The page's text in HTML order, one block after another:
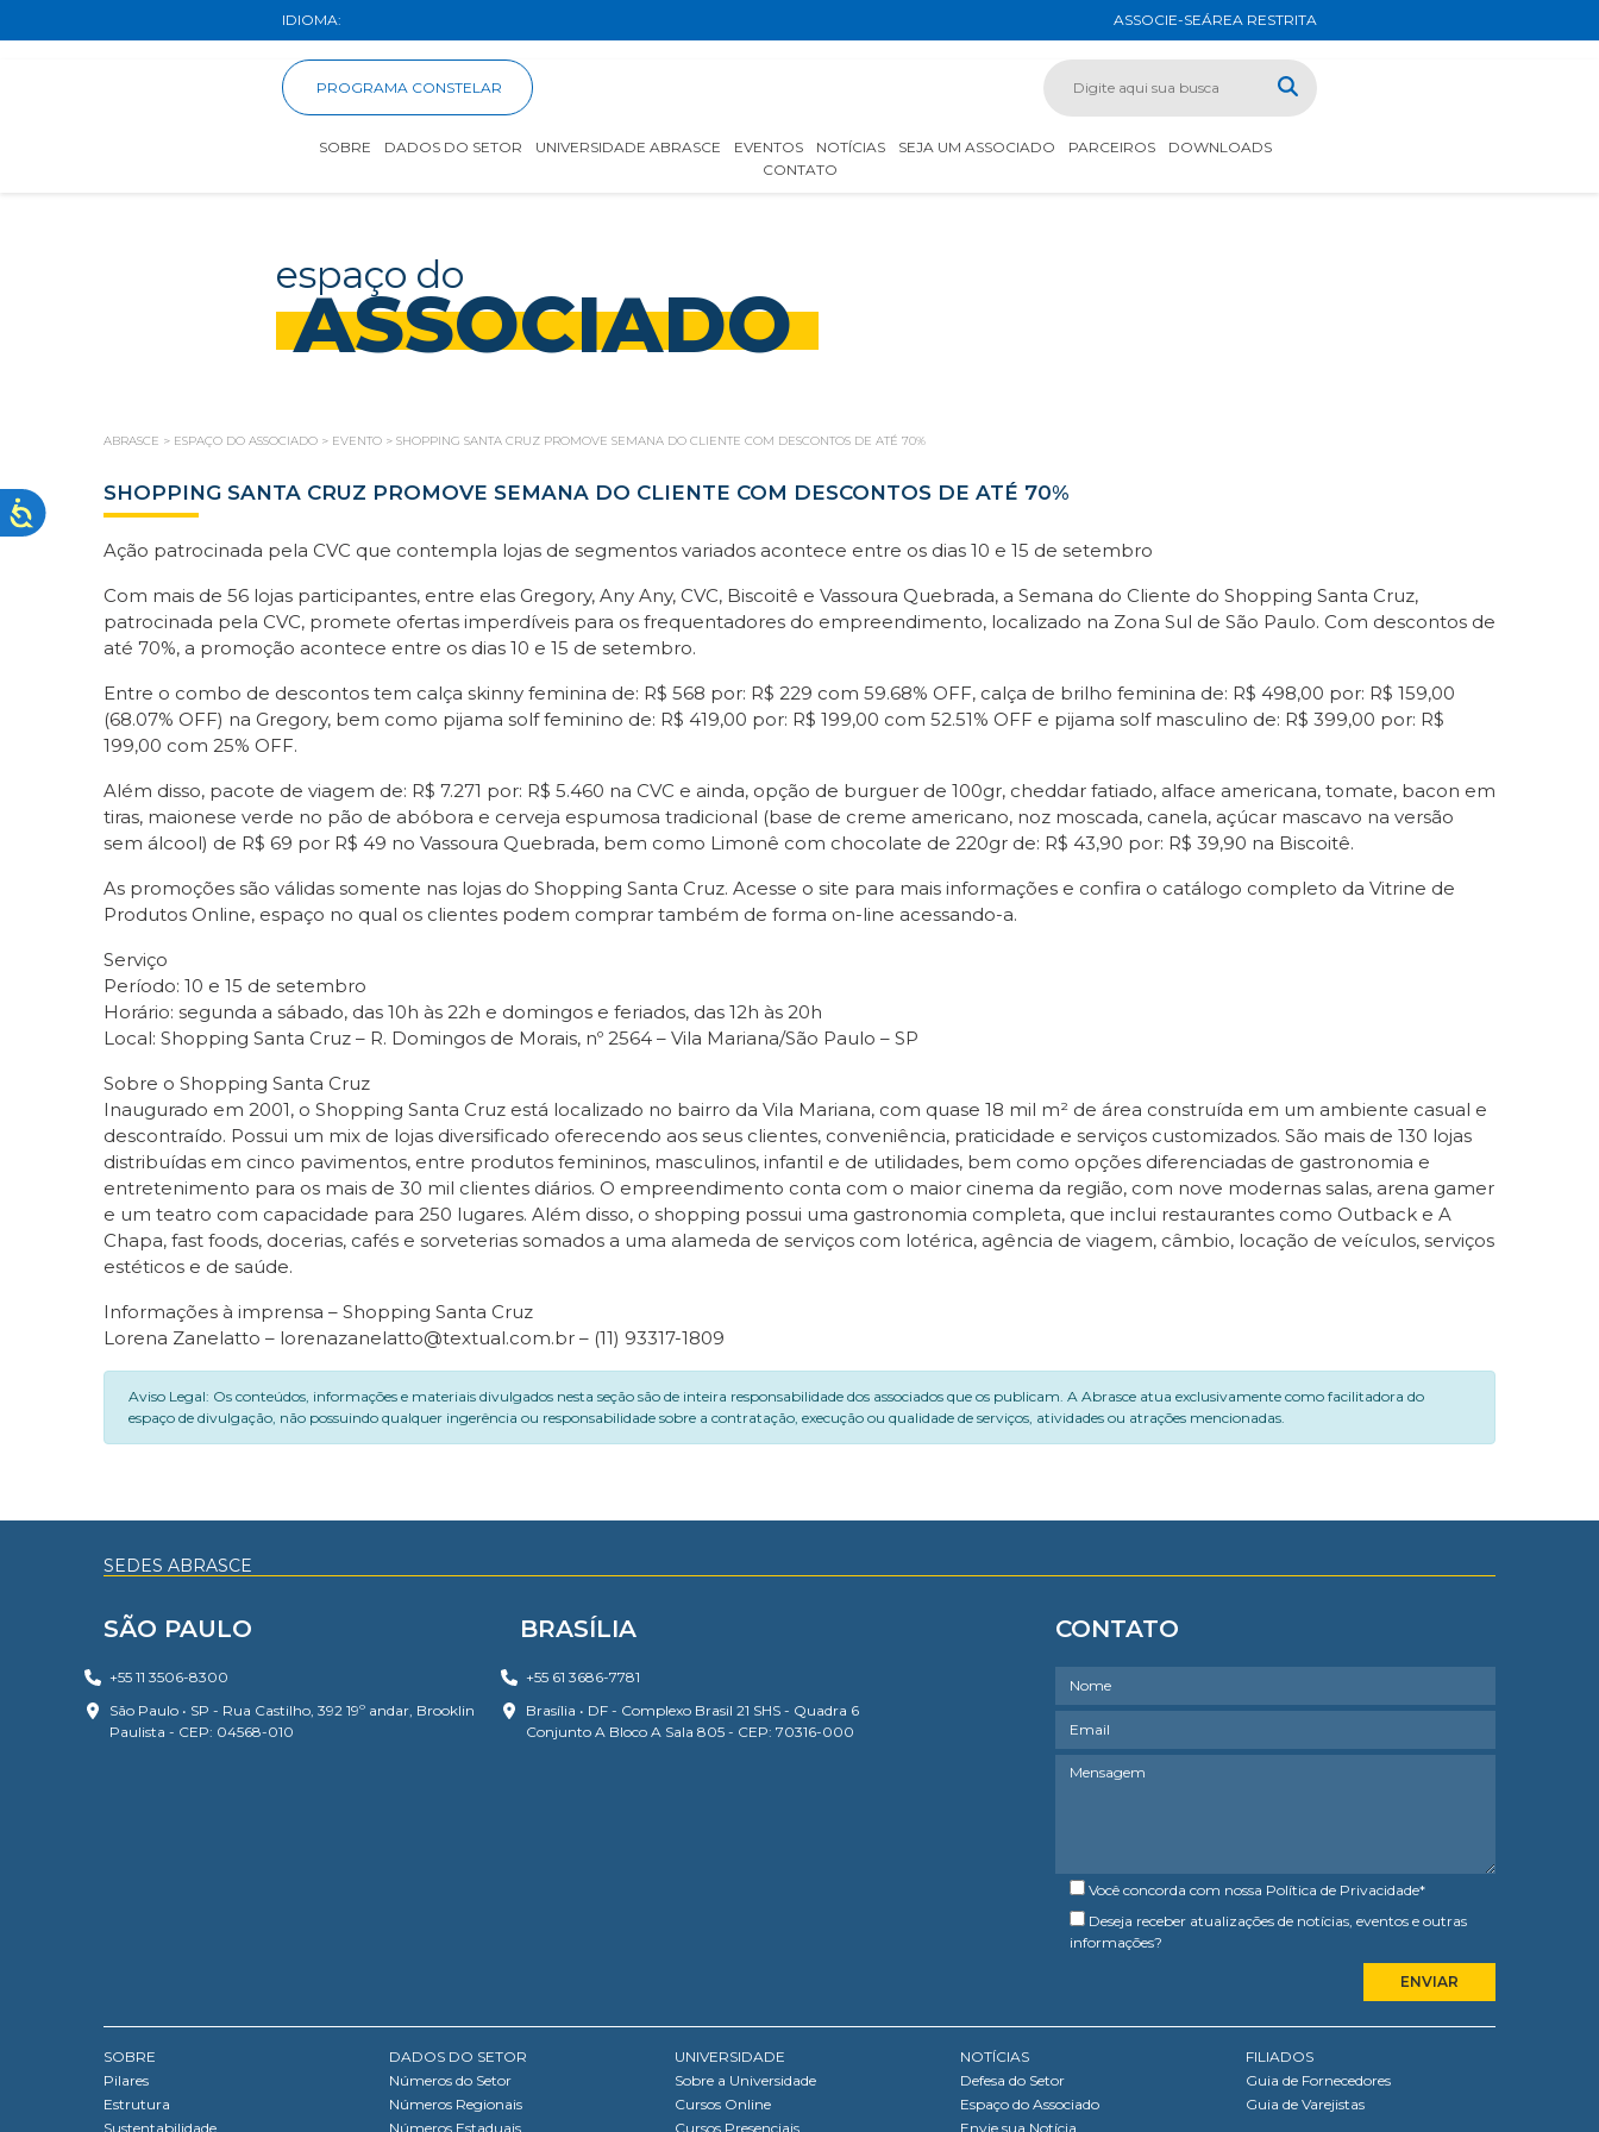
IDIOMA: ASSOCIE-SEÁREA RESTRITA
PROGRAMA CONSTELAR
SOBRE DADOS DO SETOR UNIVERSIDADE ABRASCE EVENTOS NOTÍCIAS SEJA UM ASSOCIADO PARCEIROS
DOWNLOADS
CONTATO
espaço do
ASSOCIADO
ABRASCE > ESPAÇO DO ASSOCIADO > EVENTO > SHOPPING SANTA CRUZ PROMOVE SEMANA DO CLIENTE COM DESCONTOS DE ATÉ 70%
SHOPPING SANTA CRUZ PROMOVE SEMANA DO CLIENTE COM DESCONTOS DE ATÉ 70%
Ação patrocinada pela CVC que contempla lojas de segmentos variados acontece entre os dias 10 e 15 de setembro
Com mais de 56 lojas participantes, entre elas Gregory, Any Any, CVC, Biscoitê e Vassoura Quebrada, a Semana do Cliente do Shopping Santa Cruz,
patrocinada pela CVC, promete ofertas imperdíveis para os frequentadores do empreendimento, localizado na Zona Sul de São Paulo. Com descontos de
até 70%, a promoção acontece entre os dias 10 e 15 de setembro.
Entre o combo de descontos tem calça skinny feminina de: R$ 568 por: R$ 229 com 59.68% OFF, calça de brilho feminina de: R$ 498,00 por: R$ 159,00
(68.07% OFF) na Gregory, bem como pijama solf feminino de: R$ 419,00 por: R$ 199,00 com 52.51% OFF e pijama solf masculino de: R$ 399,00 por: R$
199,00 com 25% OFF.
Além disso, pacote de viagem de: R$ 7.271 por: R$ 5.460 na CVC e ainda, opção de burguer de 100gr, cheddar fatiado, alface americana, tomate, bacon em
tiras, maionese verde no pão de abóbora e cerveja espumosa tradicional (base de creme americano, noz moscada, canela, açúcar mascavo na versão
sem álcool) de R$ 69 por R$ 49 no Vassoura Quebrada, bem como Limonê com chocolate de 220gr de: R$ 43,90 por: R$ 39,90 na Biscoitê.
As promoções são válidas somente nas lojas do Shopping Santa Cruz. Acesse o site para mais informações e confira o catálogo completo da Vitrine de
Produtos Online, espaço no qual os clientes podem comprar também de forma on-line acessando-a.
Serviço
Período: 10 e 15 de setembro
Horário: segunda a sábado, das 10h às 22h e domingos e feriados, das 12h às 20h
Local: Shopping Santa Cruz – R. Domingos de Morais, nº 2564 – Vila Mariana/São Paulo – SP
Sobre o Shopping Santa Cruz
Inaugurado em 2001, o Shopping Santa Cruz está localizado no bairro da Vila Mariana, com quase 18 mil m² de área construída em um ambiente casual e
descontraído. Possui um mix de lojas diversificado oferecendo aos seus clientes, conveniência, praticidade e serviços customizados. São mais de 130 lojas
distribuídas em cinco pavimentos, entre produtos femininos, masculinos, infantil e de utilidades, bem como opções diferenciadas de gastronomia e
entretenimento para os mais de 30 mil clientes diários. O empreendimento conta com o maior cinema da região, com nove modernas salas, arena gamer
e um teatro com capacidade para 250 lugares. Além disso, o shopping possui uma gastronomia completa, que inclui restaurantes como Outback e A
Chapa, fast foods, docerias, cafés e sorveterias somados a uma alameda de serviços com lotérica, agência de viagem, câmbio, locação de veículos, serviços
estéticos e de saúde.
Informações à imprensa – Shopping Santa Cruz
Lorena Zanelatto – lorenazanelatto@textual.com.br – (11) 93317-1809
Aviso Legal: Os conteúdos, informações e materiais divulgados nesta seção são de inteira responsabilidade dos associados que os publicam. A Abrasce atua exclusivamente como facilitadora do
espaço de divulgação, não possuindo qualquer ingerência ou responsabilidade sobre a contratação, execução ou qualidade de serviços, atividades ou atrações mencionadas.
SEDES ABRASCE
SÃO PAULO
+55 11 3506-8300
São Paulo • SP - Rua Castilho, 392 19º andar, Brooklin
Paulista - CEP: 04568-010
BRASÍLIA
+55 61 3686-7781
Brasília • DF - Complexo Brasil 21 SHS - Quadra 6
Conjunto A Bloco A Sala 805 - CEP: 70316-000
CONTATO
Você concorda com nossa Política de Privacidade*
Deseja receber atualizações de notícias, eventos e outras
informações?
SOBRE
Pilares
Estrutura
Sustentabilidade
DADOS DO SETOR
Números do Setor
Números Regionais
Números Estaduais
UNIVERSIDADE
Sobre a Universidade
Cursos Online
Cursos Presenciais
NOTÍCIAS
Defesa do Setor
Espaço do Associado
Envie sua Notícia
FILIADOS
Guia de Fornecedores
Guia de Varejistas